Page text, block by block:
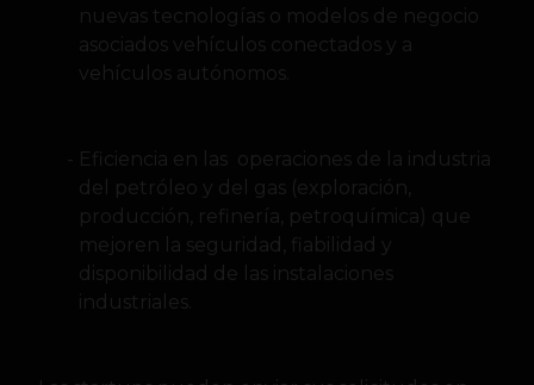
nuevas tecnologías o modelos de negocio
asociados vehículos conectados y a
vehículos autónomos.
Eficiencia en las operaciones de la industria
del petróleo y del gas (exploración,
producción, refinería, petroquímica) que
mejoren la seguridad, fiabilidad y
disponibilidad de las instalaciones
industriales.